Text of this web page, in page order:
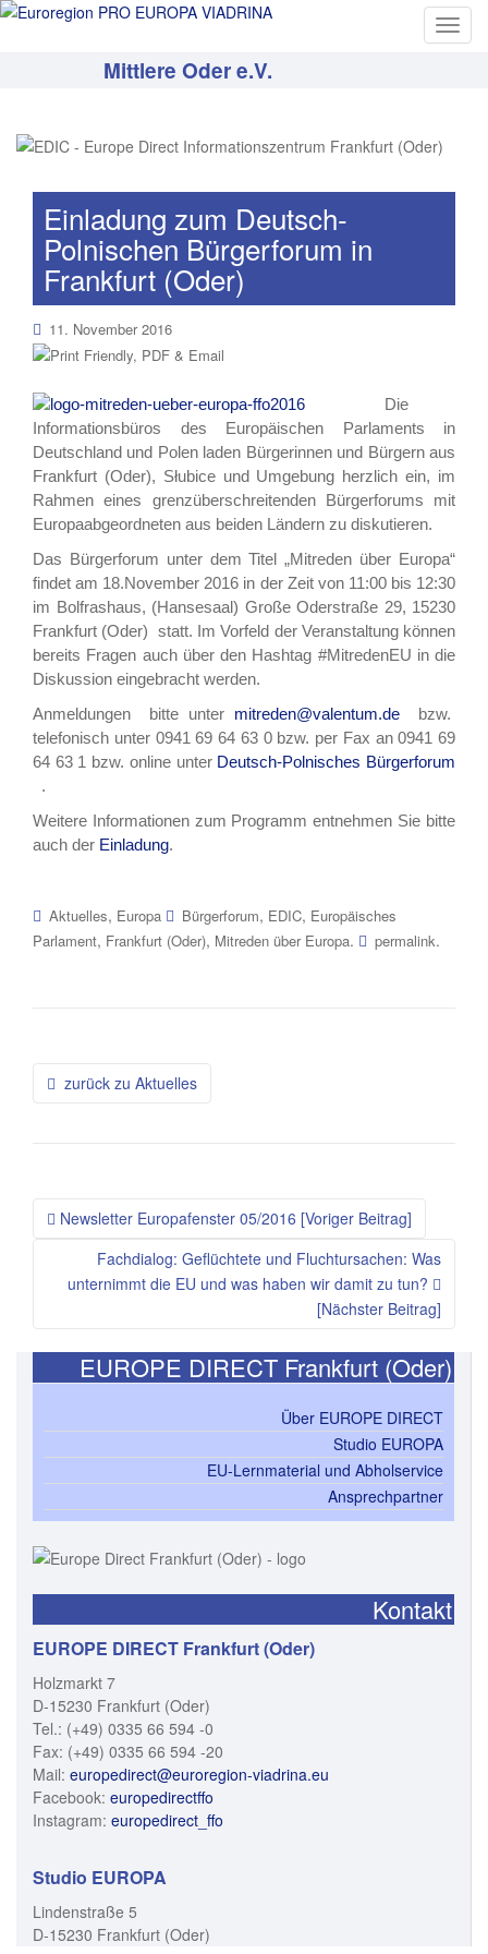
T
a
Mittlere Oder e.V.
Einladung zum Deutsch-
Polnischen Bürgerforum in
Frankfurt (Oder)
11. November 2016
Die
Informationsbüros des Europäischen Parlaments in
Deutschland und Polen laden Bürgerinnen und Bürgern aus
Frankfurt (Oder), Słubice und Umgebung herzlich ein, im
Rahmen eines grenzüberschreitenden Bürgerforums mit
Europaabgeordneten aus beiden Ländern zu diskutieren.
Das Bürgerforum unter dem Titel „Mitreden über Europa“
findet am 18.November 2016 in der Zeit von 11:00 bis 12:30
im Bolfrashaus, (Hansesaal) Große Oderstraße 29, 15230
Frankfurt (Oder) statt. Im Vorfeld der Veranstaltung können
bereits Fragen auch über den Hashtag #MitredenEU in die
Diskussion eingebracht werden.
Anmeldungen bitte unter mitreden@valentum.debzw.
telefonisch unter 0941 69 64 63 0 bzw. per Fax an 0941 69
64 63 1 bzw. online unter Deutsch-Polnisches Bürgerforum
.
Weitere Informationen zum Programm entnehmen Sie bitte
auch der Einladung.
Aktuelles, Europa Bürgerforum, EDIC, Europäisches
Parlament, Frankfurt (Oder), Mitreden über Europa. permalink.
Beitragsnavigation
zurück zu Aktuelles
Newsletter Europafenster 05/2016 [Voriger Beitrag]
Fachdialog: Geflüchtete und Fluchtursachen: Was
unternimmt die EU und was haben wir damit zu tun?
[Nächster Beitrag]
EUROPE DIRECT Frankfurt (Oder)
Über EUROPE DIRECT
Studio EUROPA
EU-Lernmaterial und Abholservice
Ansprechpartner
Kontakt
EUROPE DIRECT Frankfurt (Oder)
Holzmarkt 7
D-15230 Frankfurt (Oder)
Tel.: (+49) 0335 66 594 -0
Fax: (+49) 0335 66 594 -20
Mail: europedirect@euroregion-viadrina.eu
Facebook: europedirectffo
Instagram: europedirect_ffo
Studio EUROPA
Lindenstraße 5
D-15230 Frankfurt (Oder)